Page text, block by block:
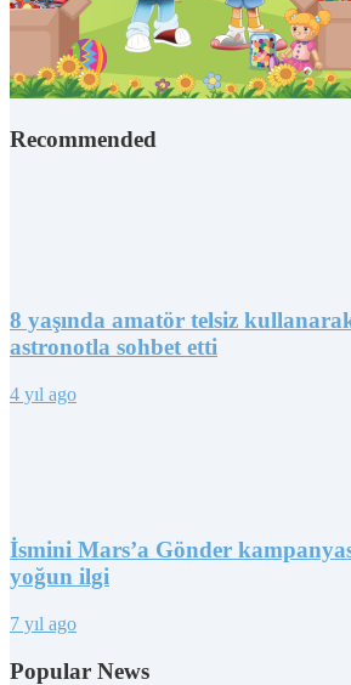
Recommended
8 yaşında amatör telsiz
astronotla sohbet etti
4 yıl ago
İsmini Mars’a Gönder
yoğun ilgi
7 yıl ago
Popular News